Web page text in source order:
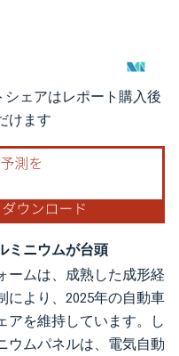
BY 4.0の表示が必要です。
ェアはレポート購入後
けます
ミニウムが台頭
ームは、成熟した成形経
により、2025年の自動車
アを維持しています。し
ウムパネルは、電気自動